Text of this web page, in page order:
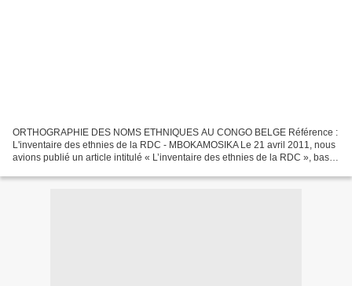
ORTHOGRAPHIE DES NOMS ETHNIQUES AU CONGO BELGE Référence :
L'inventaire des ethnies de la RDC - MBOKAMOSIKA Le 21 avril 2011, nous
avions publié un article intitulé « L’inventaire des ethnies de la RDC », basé